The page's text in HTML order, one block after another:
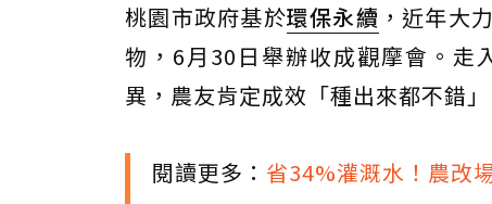
桃園市政府基於環保永續 ，近年大
物，6月30日舉辦收成觀摩會。走
異，農友肯定成效「種出來都不錯
閱讀更多： 省34%灌溉水！農改